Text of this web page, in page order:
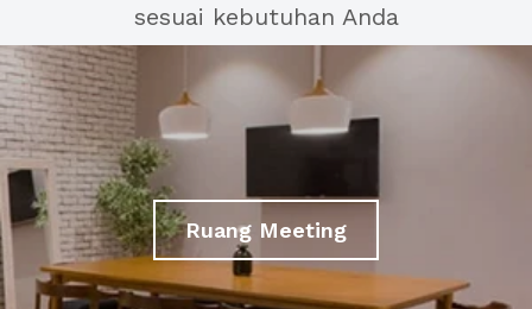
sesuai kebutuhan Anda
Ruang Meeting